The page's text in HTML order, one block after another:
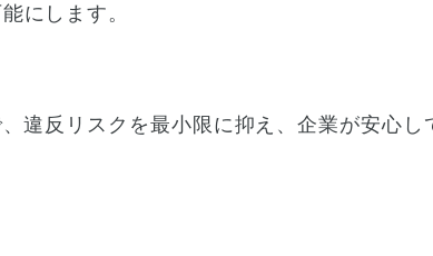
にします。
違反リスクを最小限に抑え、企業が安心